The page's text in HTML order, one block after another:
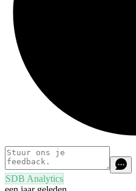
SDB Analytics